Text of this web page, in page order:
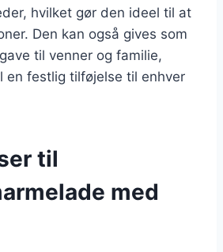
hvilket gør den ideel til at
Den kan også gives som
til venner og familie,
en festlig tilføjelse til enhver
til
med